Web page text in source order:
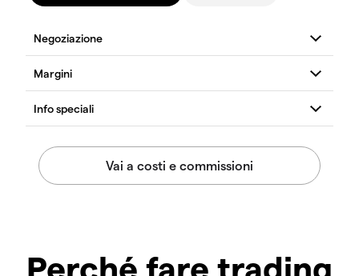
Perché fare trading